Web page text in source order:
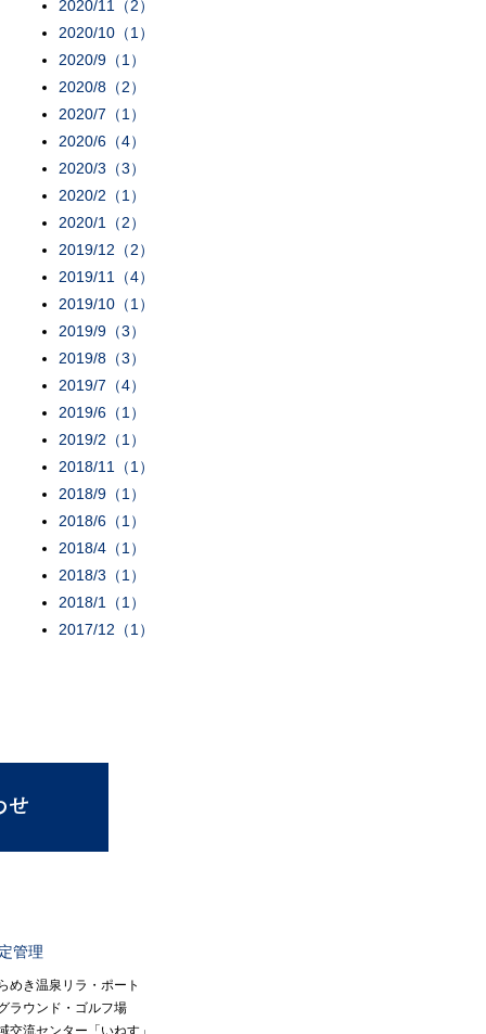
2020/11（2）
2020/10（1）
2020/9（1）
2020/8（2）
2020/7（1）
2020/6（4）
2020/3（3）
2020/2（1）
2020/1（2）
2019/12（2）
2019/11（4）
2019/10（1）
2019/9（3）
2019/8（3）
2019/7（4）
2019/6（1）
2019/2（1）
2018/11（1）
2018/9（1）
2018/6（1）
2018/4（1）
2018/3（1）
2018/1（1）
2017/12（1）
管理
めき温泉リラ・ポート
ラウンド・ゴルフ場
交流センター「いねす」